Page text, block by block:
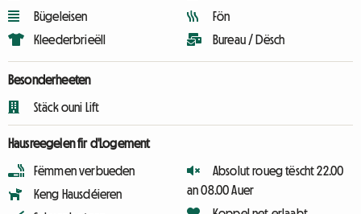
Bügeleisen
Kleederbrieëll
Fön
Bureau / Dësch
Besonderheeten
Stäck ouni Lift
Hausreegelen fir d'Logement
Fëmmen verbueden
Keng Hausdéieren
Absolut roueg tëscht 22.00
an 08.00 Auer